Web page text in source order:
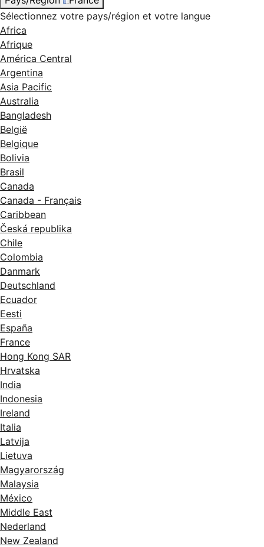
Sélectionnez votre pays/région et votre langue
Africa
Afrique
América Central
Argentina
Asia Pacific
Australia
Bangladesh
België
Belgique
Bolivia
Brasil
Canada
Canada - Français
Caribbean
Česká republika
Chile
Colombia
Danmark
Deutschland
Ecuador
Eesti
España
France
Hong Kong SAR
Hrvatska
India
Indonesia
Ireland
Italia
Latvija
Lietuva
Magyarország
Malaysia
México
Middle East
Nederland
New Zealand